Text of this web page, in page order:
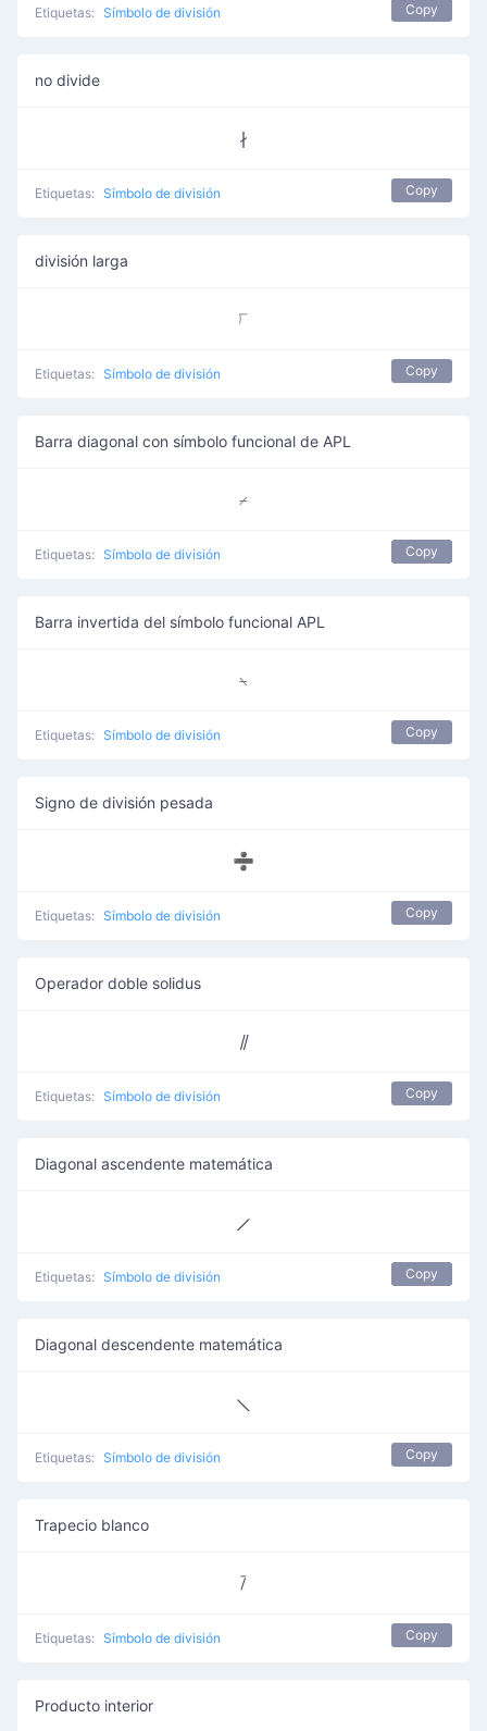
Etiquetas: Símbolo de división Copy
no divide
∤
Etiquetas: Símbolo de división Copy
división larga
⟌
Etiquetas: Símbolo de división Copy
Barra diagonal con símbolo funcional de APL
⌿
Etiquetas: Símbolo de división Copy
Barra invertida del símbolo funcional APL
⍀
Etiquetas: Símbolo de división Copy
Signo de división pesada
➗
Etiquetas: Símbolo de división Copy
Operador doble solidus
⫽
Etiquetas: Símbolo de división Copy
Diagonal ascendente matemática
⟋
Etiquetas: Símbolo de división Copy
Diagonal descendente matemática
⟍
Etiquetas: Símbolo de división Copy
Trapecio blanco
⧶
Etiquetas: Símbolo de división Copy
Producto interior